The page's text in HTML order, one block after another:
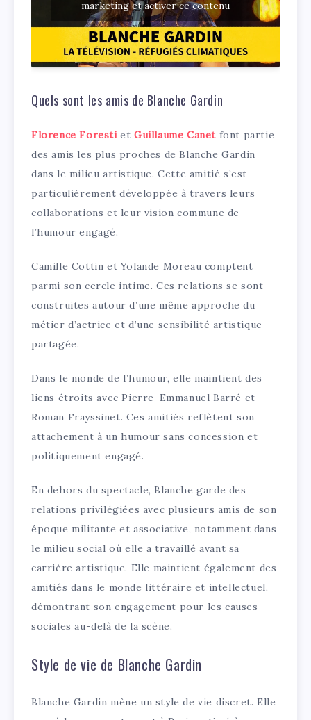
marketing et activer ce contenu
Quels sont les amis de Blanche Gardin
Florence ForestietGuillaume Canet font partie
des amis les plus proches de Blanche Gardin
dans le milieu artistique. Cette amitié s’est
particulièrement développée à travers leurs
collaborations et leur vision commune de
l’humour engagé.
Camille Cottin et Yolande Moreau comptent
parmi son cercle intime. Ces relations se sont
construites autour d’une même approche du
métier d’actrice et d’une sensibilité artistique
partagée.
Dans le monde de l’humour, elle maintient des
liens étroits avec Pierre-Emmanuel Barré et
Roman Frayssinet. Ces amitiés reflètent son
attachement à un humour sans concession et
politiquement engagé.
En dehors du spectacle, Blanche garde des
relations privilégiées avec plusieurs amis de son
époque militante et associative, notamment dans
le milieu social où elle a travaillé avant sa
carrière artistique. Elle maintient également des
amitiés dans le monde littéraire et intellectuel,
démontrant son engagement pour les causes
sociales au-delà de la scène.
Style de vie de Blanche Gardin
Blanche Gardin mène un style de vie discret. Elle